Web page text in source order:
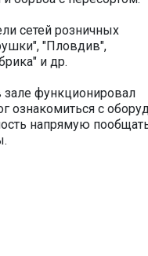
сетей розничных
"Пловдив",
и др.
зале функционировал
с
напрямую